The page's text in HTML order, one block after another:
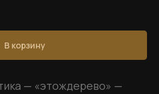
В корзину
— «этождерево» —